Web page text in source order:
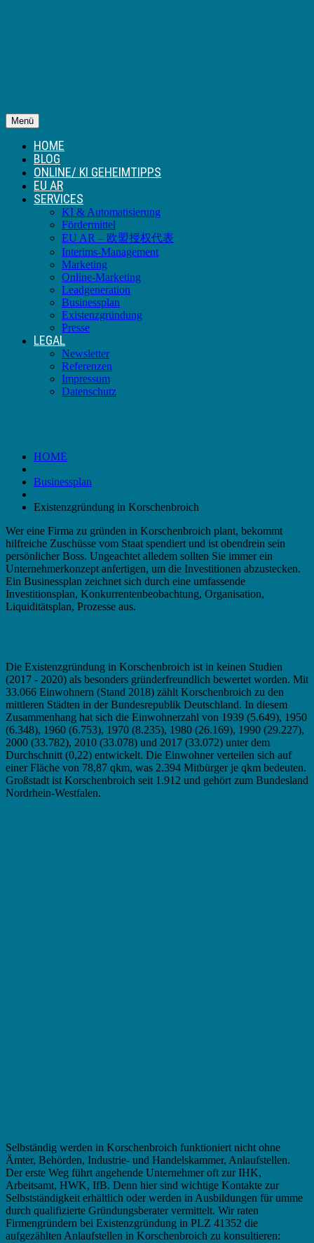
Menü
HOME
BLOG
ONLINE/ KI GEHEIMTIPPS
EU AR
SERVICES
KI & Automatisierung
Fördermittel
EU AR – 欧盟授权代表
Interims-Management
Marketing
Online-Marketing
Leadgeneration
Businessplan
Existenzgründung
Presse
LEGAL
Newsletter
Referenzen
Impressum
Datenschutz
HOME
Businessplan
Existenzgründung in Korschenbroich
Wer eine Firma zu gründen in Korschenbroich plant, bekommt
hilfreiche Zuschüsse vom Staat spendiert und ist obendrein sein
persönlicher Boss. Ungeachtet alledem sollten Sie immer ein
Unternehmerkonzept anfertigen, um die Investitionen abzustecken.
Ein Businessplan zeichnet sich durch eine umfassende
Investitionsplan, Konkurrentenbeobachtung, Organisation,
Liquiditätsplan, Prozesse aus.
Die Existenzgründung in Korschenbroich ist in keinen Studien
(2017 - 2020) als besonders gründerfreundlich bewertet worden. Mit
33.066 Einwohnern (Stand 2018) zählt Korschenbroich zu den
mittleren Städten in der Bundesrepublik Deutschland. In diesem
Zusammenhang hat sich die Einwohnerzahl von 1939 (5.649), 1950
(6.348), 1960 (6.753), 1970 (8.235), 1980 (26.169), 1990 (29.227),
2000 (33.782), 2010 (33.078) und 2017 (33.072) unter dem
Durchschnitt (0,22) entwickelt. Die Einwohner verteilen sich auf
einer Fläche von 78,87 qkm, was 2.394 Mitbürger je qkm bedeuten.
Großstadt ist Korschenbroich seit 1.912 und gehört zum Bundesland
Nordrhein-Westfalen.
Selbständig werden in Korschenbroich funktioniert nicht ohne
Ämter, Behörden, Industrie- und Handelskammer, Anlaufstellen.
Der erste Weg führt angehende Unternehmer oft zur IHK,
Arbeitsamt, HWK, IfB. Denn hier sind wichtige Kontakte zur
Selbstständigkeit erhältlich oder werden in Ausbildungen für umme
durch qualifizierte Gründungsberater vermittelt. Wir raten
Firmengründern bei Existenzgründung in PLZ 41352 die
aufgezählten Anlaufstellen in Korschenbroich zu konsultieren: